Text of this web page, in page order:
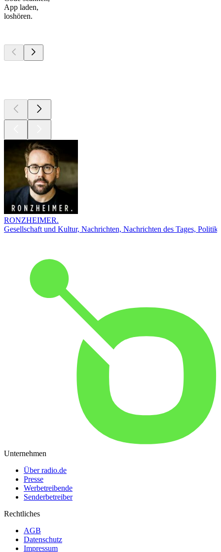
App laden,
loshören.
RONZHEIMER.
Gesellschaft und Kultur, Nachrichten, Nachrichten des Tages, Politik
Unternehmen
Über radio.de
Presse
Werbetreibende
Senderbetreiber
Rechtliches
AGB
Datenschutz
Impressum